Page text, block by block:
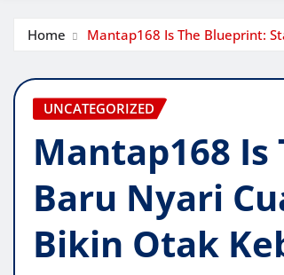
Home Mantap168 Is The Blueprint:
UNCATEGORIZED
Mantap168
Baru Nyari
Bikin Otak